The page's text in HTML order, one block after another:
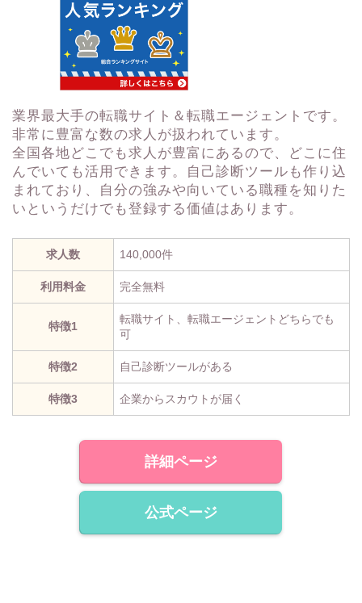
業界最大手の転職サイト＆転職エージェントです。
非常に豊富な数の求人が扱われています。
全国各地どこでも求人が豊富にあるので、どこに住
んでいても活用できます。自己診断ツールも作り込
まれており、自分の強みや向いている職種を知りた
いというだけでも登録する価値はあります。
求人数 140,000件
利用料金 完全無料
特徴1
転職サイト、転職エージェントどちらでも
可
特徴2 自己診断ツールがある
特徴3 企業からスカウトが届く
詳細ページ
公式ページ